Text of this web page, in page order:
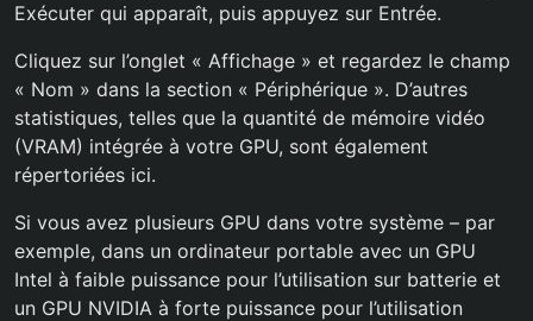
Exécuter qui apparaît, puis appuyez sur Entrée.
Cliquez sur l’onglet « Affichage » et regardez le champ
« Nom » dans la section « Périphérique ». D’autres
statistiques, telles que la quantité de mémoire vidéo
(VRAM) intégrée à votre GPU, sont également
répertoriées ici.
Si vous avez plusieurs GPU dans votre système – par
exemple, dans un ordinateur portable avec un GPU
Intel à faible puissance pour l’utilisation sur batterie et
un GPU NVIDIA à forte puissance pour l’utilisation